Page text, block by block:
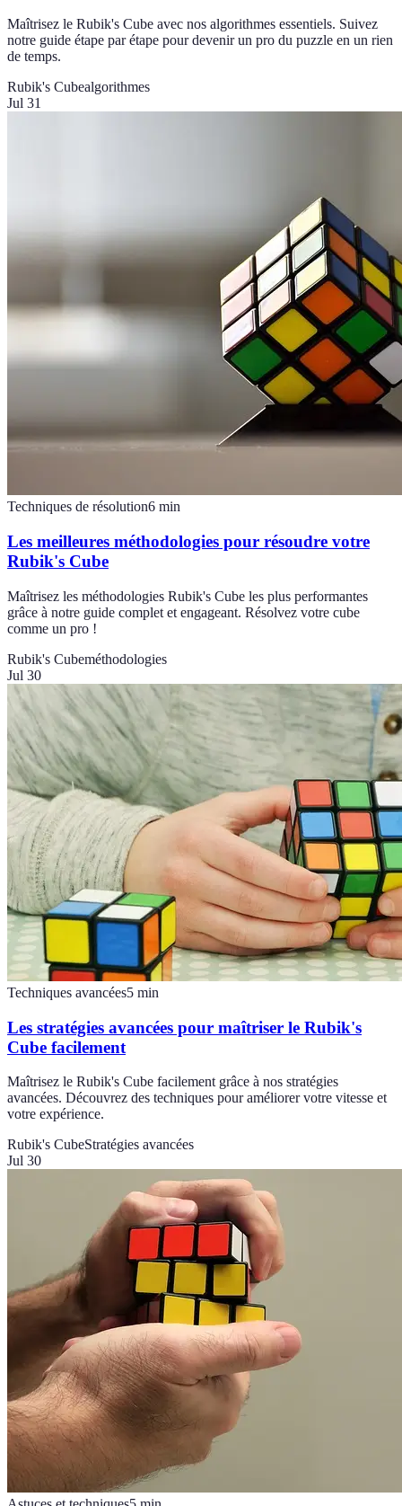
Maîtrisez le Rubik's Cube avec nos algorithmes essentiels. Suivez
notre guide étape par étape pour devenir un pro du puzzle en un rien
de temps.
Rubik's Cubealgorithmes
Jul 31
Techniques de résolution6 min
Les meilleures méthodologies pour résoudre votre
Rubik's Cube
Maîtrisez les méthodologies Rubik's Cube les plus performantes
grâce à notre guide complet et engageant. Résolvez votre cube
comme un pro !
Rubik's Cubeméthodologies
Jul 30
Techniques avancées5 min
Les stratégies avancées pour maîtriser le Rubik's
Cube facilement
Maîtrisez le Rubik's Cube facilement grâce à nos stratégies
avancées. Découvrez des techniques pour améliorer votre vitesse et
votre expérience.
Rubik's CubeStratégies avancées
Jul 30